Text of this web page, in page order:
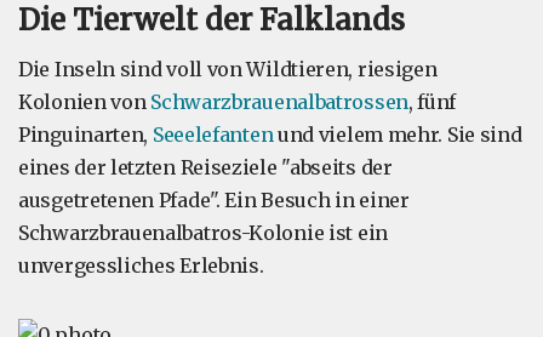
Die Tierwelt der Falklands
Die Inseln sind voll von Wildtieren, riesigen
Kolonien von Schwarzbrauenalbatrossen, fünf
Pinguinarten, Seeelefantenund vielem mehr. Sie sind
eines der letzten Reiseziele "abseits der
ausgetretenen Pfade". Ein Besuch in einer
Schwarzbrauenalbatros-Kolonie ist ein
unvergessliches Erlebnis.